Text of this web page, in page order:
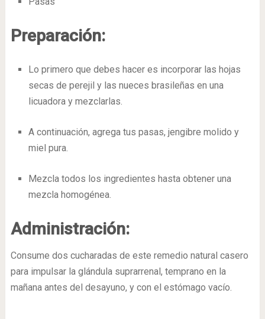
Preparación:
Lo primero que debes hacer es incorporar las hojas
secas de perejil y las nueces brasileñas en una
licuadora y mezclarlas.
A continuación, agrega tus pasas, jengibre molido y
miel pura.
Mezcla todos los ingredientes hasta obtener una
mezcla homogénea.
Administración:
Consume dos cucharadas de este remedio natural casero
para impulsar la glándula suprarrenal, temprano en la
mañana antes del desayuno, y con el estómago vacío.